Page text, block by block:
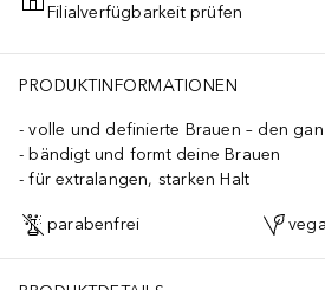
IN DEN
Filialverfügbarkeit prüfen
PRODUKTINFORMATIONEN
volle und definierte Brauen – den
bändigt und formt deine Brauen
für extralangen, starken Halt
parabenfrei